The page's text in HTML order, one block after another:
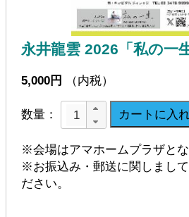
永井龍雲 2026「私の一
5,000円 （内税）
数量：
※会場はアマホームプラザとな
※お振込み・郵送に関しまし
ださい。